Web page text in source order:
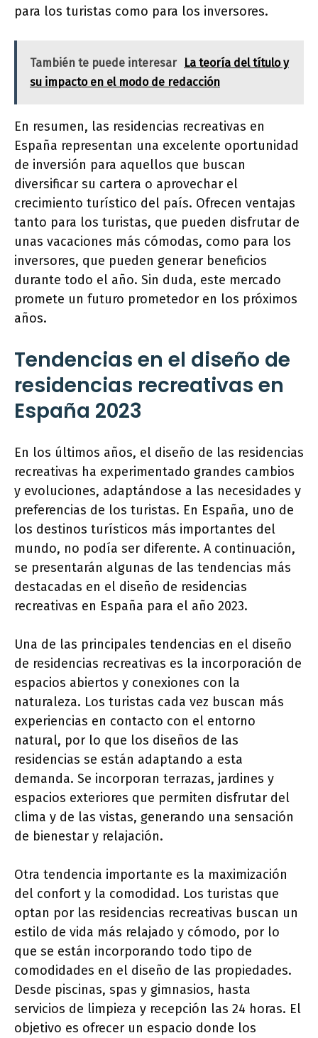
para los turistas como para los inversores.
También te puede interesar
La teoría del título y
su impacto en el modo de redacción
En resumen, las residencias recreativas en
España representan una excelente oportunidad
de inversión para aquellos que buscan
diversificar su cartera o aprovechar el
crecimiento turístico del país. Ofrecen ventajas
tanto para los turistas, que pueden disfrutar de
unas vacaciones más cómodas, como para los
inversores, que pueden generar beneficios
durante todo el año. Sin duda, este mercado
promete un futuro prometedor en los próximos
años.
Tendencias en el diseño de
residencias recreativas en
España 2023
En los últimos años, el diseño de las residencias
recreativas ha experimentado grandes cambios
y evoluciones, adaptándose a las necesidades y
preferencias de los turistas. En España, uno de
los destinos turísticos más importantes del
mundo, no podía ser diferente. A continuación,
se presentarán algunas de las tendencias más
destacadas en el diseño de residencias
recreativas en España para el año 2023.
Una de las principales tendencias en el diseño
de residencias recreativas es la incorporación de
espacios abiertos y conexiones con la
naturaleza. Los turistas cada vez buscan más
experiencias en contacto con el entorno
natural, por lo que los diseños de las
residencias se están adaptando a esta
demanda. Se incorporan terrazas, jardines y
espacios exteriores que permiten disfrutar del
clima y de las vistas, generando una sensación
de bienestar y relajación.
Otra tendencia importante es la maximización
del confort y la comodidad. Los turistas que
optan por las residencias recreativas buscan un
estilo de vida más relajado y cómodo, por lo
que se están incorporando todo tipo de
comodidades en el diseño de las propiedades.
Desde piscinas, spas y gimnasios, hasta
servicios de limpieza y recepción las 24 horas. El
objetivo es ofrecer un espacio donde los